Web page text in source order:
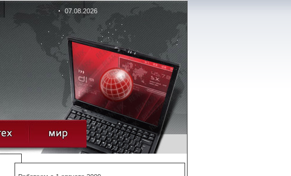
07.08.2026